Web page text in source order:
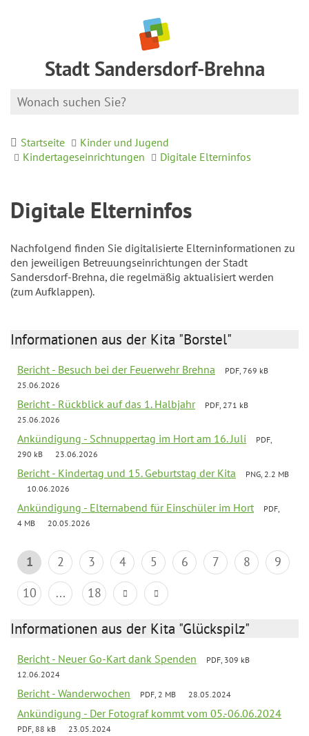
Stadt Sandersdorf-Brehna
Startseite
Kinder und Jugend
Kindertageseinrichtungen
Digitale Elterninfos
Digitale Elterninfos
Nachfolgend finden Sie digitalisierte Elterninformationen zu
den jeweiligen Betreuungseinrichtungen der Stadt
Sandersdorf-Brehna, die regelmäßig aktualisiert werden
(zum Aufklappen).
Informationen aus der Kita "Borstel"
Bericht - Besuch bei der Feuerwehr Brehna
PDF, 769 kB
25.06.2026
Bericht - Rückblick auf das 1. Halbjahr
PDF, 271 kB
25.06.2026
Ankündigung - Schnuppertag im Hort am 16. Juli
PDF,
290 kB
23.06.2026
Bericht - Kindertag und 15. Geburtstag der Kita
PNG, 2.2 MB
10.06.2026
Ankündigung - Elternabend für Einschüler im Hort
PDF,
4 MB
20.05.2026
1 2 3 4 5 6 7 8
9
10
... 18
Informationen aus der Kita "Glückspilz"
Bericht - Neuer Go-Kart dank Spenden
PDF, 309 kB
12.06.2024
Bericht - Wanderwochen PDF, 2 MB 28.05.2024
Ankündigung - Der Fotograf kommt vom 05.-06.06.2024
PDF, 88 kB 23.05.2024